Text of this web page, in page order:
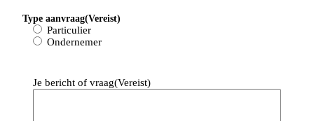
Type aanvraag(Vereist)
Particulier
Ondernemer
Je bericht of vraag(Vereist)